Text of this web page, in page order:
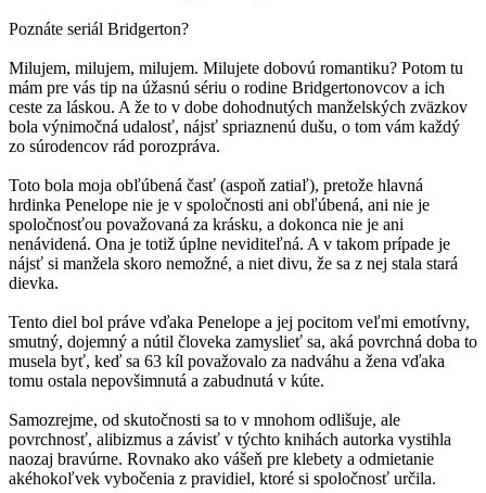
Poznáte seriál Bridgerton?
Milujem, milujem, milujem. Milujete dobovú romantiku? Potom tu
mám pre vás tip na úžasnú sériu o rodine Bridgertonovcov a ich
ceste za láskou. A že to v dobe dohodnutých manželských zväzkov
bola výnimočná udalosť, nájsť spriaznenú dušu, o tom vám každý
zo súrodencov rád porozpráva.
Toto bola moja obľúbená časť (aspoň zatiaľ), pretože hlavná
hrdinka Penelope nie je v spoločnosti ani obľúbená, ani nie je
spoločnosťou považovaná za krásku, a dokonca nie je ani
nenávidená. Ona je totiž úplne neviditeľná. A v takom prípade je
nájsť si manžela skoro nemožné, a niet divu, že sa z nej stala stará
dievka.
Tento diel bol práve vďaka Penelope a jej pocitom veľmi emotívny,
smutný, dojemný a nútil človeka zamyslieť sa, aká povrchná doba to
musela byť, keď sa 63 kíl považovalo za nadváhu a žena vďaka
tomu ostala nepovšimnutá a zabudnutá v kúte.
Samozrejme, od skutočnosti sa to v mnohom odlišuje, ale
povrchnosť, alibizmus a závisť v týchto knihách autorka vystihla
naozaj bravúrne. Rovnako ako vášeň pre klebety a odmietanie
akéhokoľvek vybočenia z pravidiel, ktoré si spoločnosť určila.